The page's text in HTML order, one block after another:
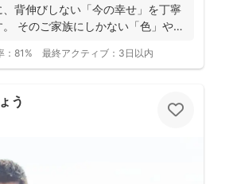
背伸びしない「今の幸せ」を丁寧
そのご家族にしかない「色」や、
81% 最終アクティブ： 3日以内
う